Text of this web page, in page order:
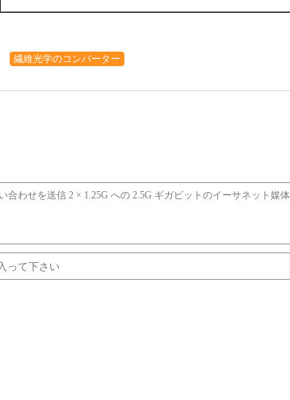
繊維光学のコンバーター